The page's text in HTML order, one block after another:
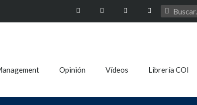
Opinión Vídeos Librería COI